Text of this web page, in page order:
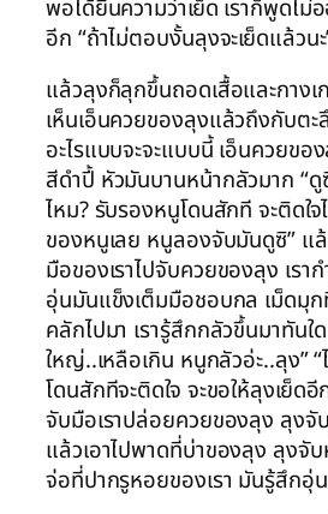
พอได้ยินความว่าเย็ด เราก็พูดไม่
อีก “ถ้าไม่ตอบงั้นลุงจะเย็ดแล้วน
แล้วลุงก็ลุกขึ้นถอดเสื้อและกางเ
เห็นเอ็นควยของลุงแล้วถึงกับตะ
อะไรแบบจะจะแบบนี้ เอ็นควยข
สีดำปี้ หัวมันบานหน้ากลัวมาก “
ไหม? รับรองหนูโดนสักที จะติดใ
ของหนูเลย หนูลองจับมันดูซิ” แล้
มือของเราไปจับควยของลุง เรา
อุ่นมันแข็งเต็มมือชอบกล เม็ดมุ
คลักไปมา เรารู้สึกกลัวขึ้นมาทันใ
ใหญ่..เหลือเกิน หนูกลัวอ่ะ..ลุง”
โดนสักทีจะติดใจ จะขอให้ลุงเย็ด
จับมือเราปล่อยควยของลุง ลุงจั
แล้วเอาไปพาดที่บ่าของลุง ลุงจั
จ่อที่ปากรูหอยของเรา มันรู้สึกอุ่